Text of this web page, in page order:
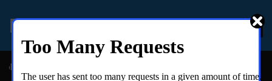
EL MOLINO ONLINE
y descarada historia del congresista por NY George Santos